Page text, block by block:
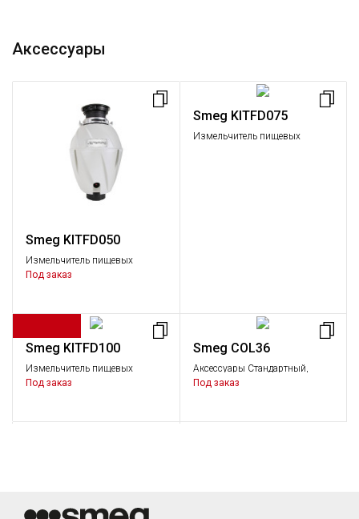
Аксессуары
Smeg KITFD050
Измельчитель пищевых
отходов, 0,5 л.с.
Под заказ
Smeg KITFD075
Измельчитель пищевых
Smeg KITFD100
Измельчитель пищевых
отходов, 1,0 л.с.
Под заказ
Smeg COL36
Аксессуары Стандартный,
Аксессуары
Под заказ